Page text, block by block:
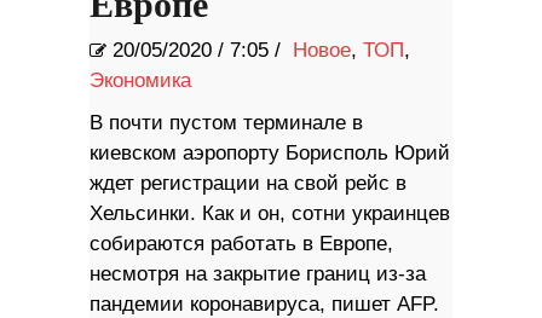
20/05/2020 / 7:05 / Новое, ТОП,
Экономика
В почти пустом терминале в
киевском аэропорту Борисполь Юрий
ждет регистрации на свой рейс в
Хельсинки. Как и он, сотни украинцев
собираются работать в Европе,
несмотря на закрытие границ из-за
пандемии коронавируса, пишет AFP.